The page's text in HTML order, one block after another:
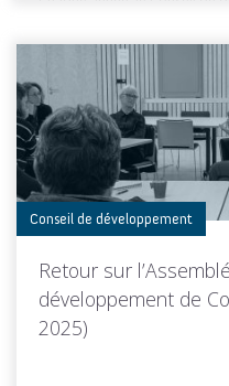
Toutes les actus de cette
Conseil de développement
Retour sur
développement de
2025)